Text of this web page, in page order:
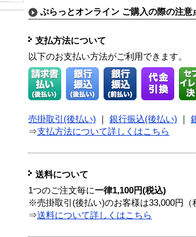
ぷらっとオンライン ご購入の際の注意
支払方法について
以下のお支払い方法がご利用できます。
売掛取引(後払い) 銀行振込(後払い)
⇒支払方法について詳しくはこちら
送料について
1つのご注文毎に一律1,100円(税込)
※売掛取引(後払い)のお客様は33,000円（
⇒送料について詳しくはこちら